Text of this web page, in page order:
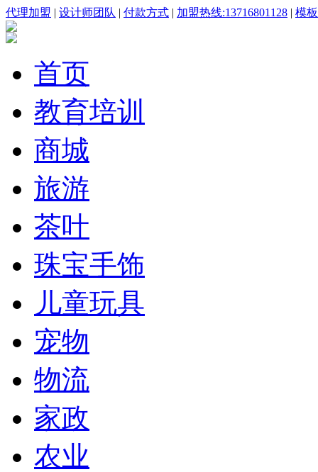
代理加盟 | 设计师团队 | 付款方式 | 加盟热线:13716801128 | 模
首页
教育培训
商城
旅游
茶叶
珠宝手饰
儿童玩具
宠物
物流
家政
农业